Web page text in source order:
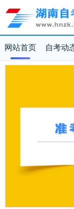
网站首页 自考动